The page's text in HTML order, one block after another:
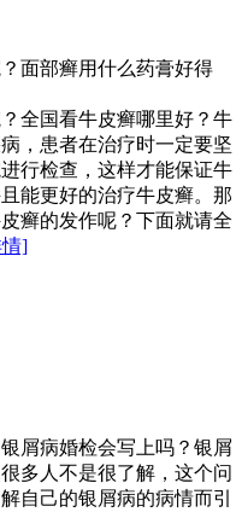
面部癣用什么药膏好得
全国看牛皮癣哪里好？牛
，患者在治疗时一定要坚
行检查，这样才能保证牛
能更好的治疗牛皮癣。那
癣的发作呢？下面就请全
]
屑病婚检会写上吗？银屑
多人不是很了解，这个问
自己的银屑病的病情而引